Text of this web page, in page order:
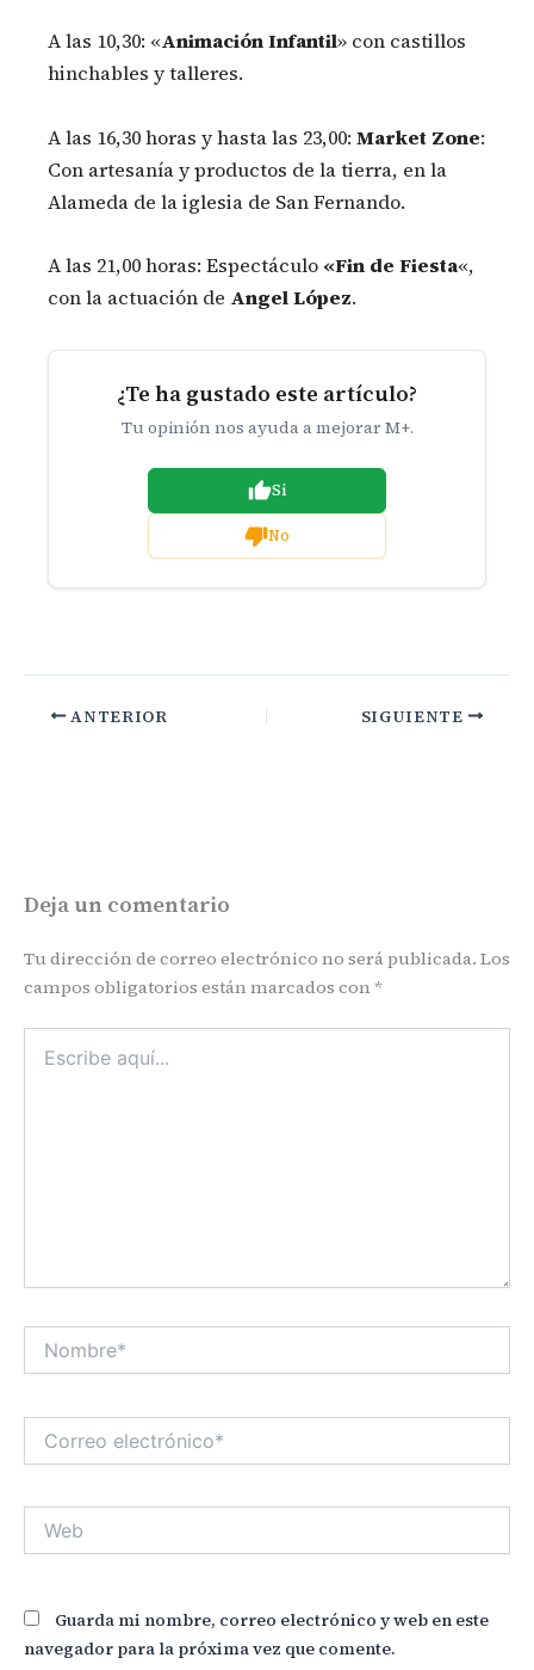
A las 10,30: «Animación Infantil» con castillos
hinchables y talleres.
A las 16,30 horas y hasta las 23,00: Market Zone:
Con artesanía y productos de la tierra, en la
Alameda de la iglesia de San Fernando.
A las 21,00 horas: Espectáculo «Fin de Fiesta«,
con la actuación de Angel López.
¿Te ha gustado este artículo?
Tu opinión nos ayuda a mejorar M+.
Si
No
ANTERIOR SIGUIENTE
Deja un comentario
Tu dirección de correo electrónico no será publicada. Los
campos obligatorios están marcados con *
aquí...
Nombre*
electrónico*
Web
Guarda mi nombre, correo electrónico y web en este
navegador para la próxima vez que comente.